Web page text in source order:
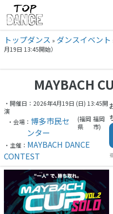
トップダンス » ダンスイベント
月19日 13:45開始）
MAYBACH
・開催日：2026年4月19日 (日) 13:45開
演
・会場： 博多市民セ
ンター
(福岡
県
福岡
市)
・主催： MAYBACH DANCE
CONTEST